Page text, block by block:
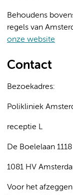
Behoudens
regels van
onze website
Contact
Bezoekadres:
Polikliniek
receptie L
De Boelelaan 1118
1081 HV
Voor het